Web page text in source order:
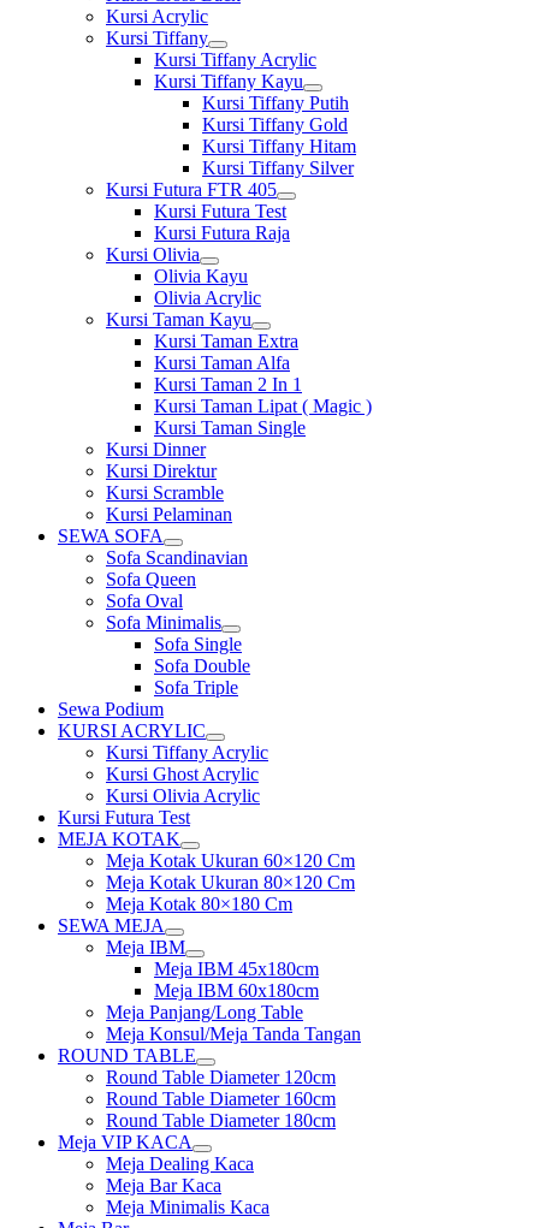
Kursi Acrylic
Kursi Tiffany
Show
sub
menu
Kursi Tiffany Acrylic
Kursi Tiffany Kayu
Show
sub
menu
Kursi Tiffany Putih
Kursi Tiffany Gold
Kursi Tiffany Hitam
Kursi Tiffany Silver
Kursi Futura FTR 405
Show
sub
menu
Kursi Futura Test
Kursi Futura Raja
Kursi Olivia
Show
sub
menu
Olivia Kayu
Olivia Acrylic
Kursi Taman Kayu
Show
sub
menu
Kursi Taman Extra
Kursi Taman Alfa
Kursi Taman 2 In 1
Kursi Taman Lipat ( Magic )
Kursi Taman Single
Kursi Dinner
Kursi Direktur
Kursi Scramble
Kursi Pelaminan
SEWA SOFA
Show
sub
menu
Sofa Scandinavian
Sofa Queen
Sofa Oval
Sofa Minimalis
Show
sub
menu
Sofa Single
Sofa Double
Sofa Triple
Sewa Podium
KURSI ACRYLIC
Show
sub
menu
Kursi Tiffany Acrylic
Kursi Ghost Acrylic
Kursi Olivia Acrylic
Kursi Futura Test
MEJA KOTAK
Show
sub
menu
Meja Kotak Ukuran 60×120 Cm
Meja Kotak Ukuran 80×120 Cm
Meja Kotak 80×180 Cm
SEWA MEJA
Show
sub
menu
Meja IBM
Show
sub
menu
Meja IBM 45x180cm
Meja IBM 60x180cm
Meja Panjang/Long Table
Meja Konsul/Meja Tanda Tangan
ROUND TABLE
Show
sub
menu
Round Table Diameter 120cm
Round Table Diameter 160cm
Round Table Diameter 180cm
Meja VIP KACA
Show
sub
menu
Meja Dealing Kaca
Meja Bar Kaca
Meja Minimalis Kaca